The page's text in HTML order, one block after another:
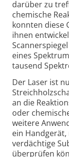
darüber zu
chemische
konnten diese
ihnen
eines
tausend
Der Laser ist
an die
oder
weitere
ein
verdächtige
überprüfen